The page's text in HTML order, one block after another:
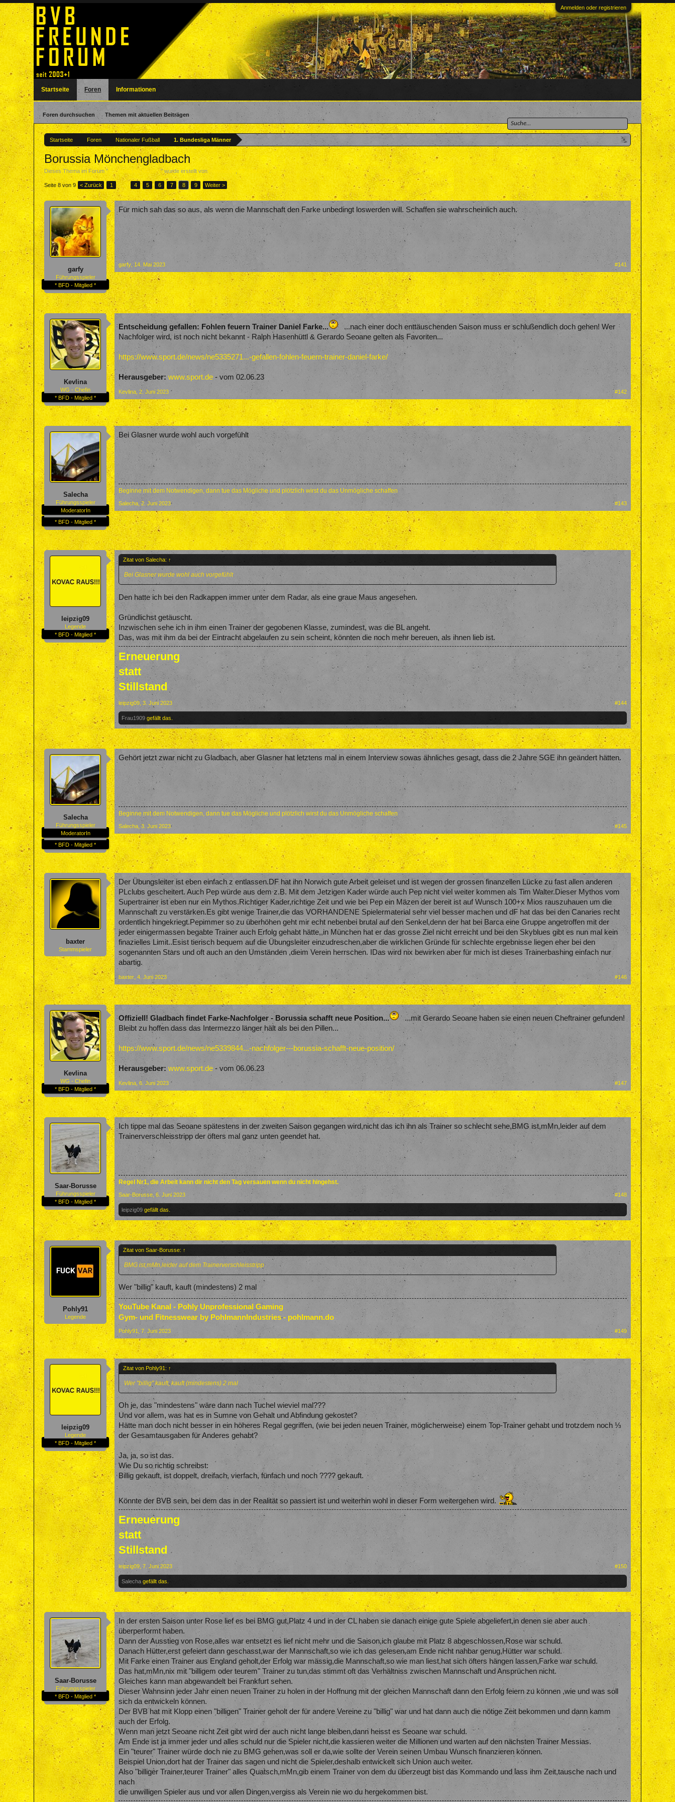
Anmelden oder registrieren
Startseite Foren Nationaler Fußball 1. Bundesliga Männer
Borussia Mönchengladbach
Dieses Thema im Forum "1. Bundesliga Männer" wurde erstellt von Forenteam, 25. Juli 2017.
Seite 8 von 9 < Zurück 1 ← 4 5 6 7 8 9 Weiter >
garfy
Führungsspieler
* BFD - Mitglied *
Für mich sah das so aus, als wenn die Mannschaft den Farke unbedingt loswerden will. Schaffen sie wahrscheinlich auch.
garfy 14. Mai 2023 #141
Kevlina
WG - Chefin
* BFD - Mitglied *
Entscheidung gefallen: Fohlen feuern Trainer Daniel Farke...
...nach einer doch enttäuschenden Saison muss er schlußendlich doch gehen! Wer
Nachfolger wird, ist noch nicht bekannt - Ralph Hasenhüttl & Gerardo Seoane gelten als Favoriten...
https://www.sport.de/news/ne5335271...-gefallen-fohlen-feuern-trainer-daniel-farke/
Herausgeber: www.sport.de - vom 02.06.23
Kevlina, 2. Juni 2023 #142
Salecha
Führungsspieler
ModeratorIn
* BFD - Mitglied *
Bei Glasner wurde wohl auch vorgefühlt
Beginne mit dem Notwendigen, dann tue das Mögliche und plötzlich wirst du das Unmögliche schaffen
Salecha 2. Juni 2023 #143
leipzig09
Legende
* BFD - Mitglied *
Zitat von Salecha: ↑
Bei Glasner wurde wohl auch vorgefühlt
Den hatte ich bei den Radkappen immer unter dem Radar, als eine graue Maus angesehen.
Gründlichst getäuscht.
Inzwischen sehe ich in ihm einen Trainer der gegobenen Klasse, zumindest, was die BL angeht.
Das, was mit ihm da bei der Eintracht abgelaufen zu sein scheint, könnten die noch mehr bereuen, als ihnen lieb ist.
Erneuerung
statt
Stillstand
leipzig09 3. Juni 2023 #144
Frau1909 gefällt das.
Salecha
Führungsspieler
ModeratorIn
* BFD - Mitglied *
Gehört jetzt zwar nicht zu Gladbach, aber Glasner hat letztens mal in einem Interview sowas ähnliches gesagt, dass die 2 Jahre SGE ihn geändert hätten.
Beginne mit dem Notwendigen, dann tue das Mögliche und plötzlich wirst du das Unmögliche schaffen
Salecha 3. Juni 2023 #145
baxter
Stammspieler
Der Übungsleiter ist eben einfach z entlassen.DF hat ihn Norwich gute Arbeit geleiset und ist wegen der grossen finanzellen Lücke zu fast allen anderen
PLclubs gescheitert. Auch Pep würde aus dem z.B. Mit dem Jetzigen Kader würde auch Pep nicht viel weiter kommen als Tim Walter.Dieser Mythos vom
Supertrainer ist eben nur ein Mythos.Richtiger Kader,richtige Zeit und wie bei Pep ein Mäzen der bereit ist auf Wunsch 100+x Mios rauszuhauen um die
Mannschaft zu verstärken.Es gibt wenige Trainer,die das VORHANDENE Spielermaterial sehr viel besser machen und dF hat das bei den Canaries recht
ordentlich hingekriegt.Pepimmer so zu überhöhen geht mir echt nebenbei brutal auf den Senkel,denn der hat bei Barca eine Gruppe angetroffen mit der
jeder einigermassen begabte Trainer auch Erfolg gehabt hätte,,in München hat er das grosse Ziel nicht erreicht und bei den Skyblues gibt es nun mal kein
finazielles Limit..Esist tierisch bequem auf die Übungsleiter einzudreschen,aber die wirklichen Gründe für schlechte ergebnisse liegen eher bei den
sogenannten Stars und oft auch an den Umständen ,dieim Verein herrschen. IDas wird nix bewirken aber für mich ist dieses Trainerbashing einfach nur
abartig.
baxter 4. Juni 2023 #146
Kevlina
WG - Chefin
* BFD - Mitglied *
Offiziell! Gladbach findet Farke-Nachfolger - Borussia schafft neue Position...
...mit Gerardo Seoane haben sie einen neuen Cheftrainer gefunden!
Bleibt zu hoffen dass das Intermezzo länger hält als bei den Pillen...
https://www.sport.de/news/ne5339844...-nachfolger---borussia-schafft-neue-position/
Herausgeber:www.sport.de - vom 06.06.23
Kevlina, 6. Juni 2023 #147
Saar-Borusse
Führungsspieler
* BFD - Mitglied *
Ich tippe mal das Seoane spätestens in der zweiten Saison gegangen wird,nicht das ich ihn als Trainer so schlecht sehe,BMG ist,mMn,leider auf dem
Trainerverschleisstripp der öfters mal ganz unten geendet hat.
Regel Nr1, die Arbeit kann dir nicht den Tag versauen wenn du nicht hingehst.
Saar-Borusse 6. Juni 2023 #148
leipzig09 gefällt das.
Pohly91
Legende
Zitat von Saar-Borusse: ↑
BMG ist,mMn,leider auf dem Trainerverschleisstripp
Wer "billig" kauft, kauft (mindestens) 2 mal
YouTube Kanal - Pohly Unprofessional Gaming
Gym- und Fitnesswear by PohlmannIndustries - pohlmann.do
Pohly91 , 7. Juni 2023 #149
leipzig09
Legende
* BFD - Mitglied *
Zitat von Pohly91: ↑
Wer "billig" kauft, kauft (mindestens) 2 mal
Oh je, das "mindestens" wäre dann nach Tuchel wieviel mal???
Und vor allem, was hat es in Sumne von Gehalt und Abfindung gekostet?
Hätte man doch nicht besser in ein höheres Regal gegriffen, (wie bei jeden neuen Trainer, möglicherweise) einem Top-Trainer gehabt und trotzdem noch ⅓
der Gesamtausgaben für Anderes gehabt?
Ja, ja, so ist das.
Wie Du so richtig schreibst:
Billig gekauft, ist doppelt, dreifach, vierfach, fünfach und noch ???? gekauft.
Könnte der BVB sein, bei dem das in der Realität so passiert ist und weiterhin wohl in dieser Form weitergehen wird.
Erneuerung
statt
Stillstand
leipzig09, 7. Juni 2023 #150
Salecha gefällt das.
Saar-Borusse
Führungsspieler
* BFD - Mitglied *
In der ersten Saison unter Rose lief es bei BMG gut,Platz 4 und in der CL haben sie danach einige gute Spiele abgeliefert,in denen sie aber auch
überperformt haben.
Dann der Ausstieg von Rose,alles war entsetzt es lief nicht mehr und die Saison,ich glaube mit Platz 8 abgeschlossen,Rose war schuld.
Danach Hütter,erst gefeiert dann geschasst,war der Mannschaft,so wie ich das gelesen,am Ende nicht nahbar genug,Hütter war schuld.
Mit Farke einen Trainer aus England geholt,der Erfolg war mässig,die Mannschaft,so wie man liest,hat sich öfters hängen lassen,Farke war schuld.
Das hat,mMn,nix mit "billigem oder teurem" Trainer zu tun,das stimmt oft das Verhältniss zwischen Mannschaft und Ansprüchen nicht.
Gleiches kann man abgewandelt bei Frankfurt sehen.
Dieser Wahnsinn jeder Jahr einen neuen Trainer zu holen in der Hoffnung mit der gleichen Mannschaft dann den Erfolg feiern zu können ,wie und was soll
sich da entwickeln können.
Der BVB hat mit Klopp einen "billigen" Trainer geholt der für andere Vereine zu "billig" war und hat dann auch die nötige Zeit bekommen und dann kamm
auch der Erfolg.
Wenn man jetzt Seoane nicht Zeit gibt wird der auch nicht lange bleiben,dann heisst es Seoane war schuld.
Am Ende ist ja immer jeder und alles schuld nur die Spieler nicht,die kassieren weiter die Millionen und warten auf den nächsten Trainer Messias.
Ein "teurer" Trainer würde doch nie zu BMG gehen,was soll er da,wie sollte der Verein seinen Umbau Wunsch finanzieren können.
Beispiel Union,dort hat der Trainer das sagen und nicht die Spieler,deshalb entwickelt sich Union auch weiter.
Also "billiger Trainer,teurer Trainer" alles Quatsch,mMn,gib einem Trainer von dem du überzeugt bist das Kommando und lass ihm Zeit,tausche nach und
nach
die unwilligen Spieler aus und vor allen Dingen,vergiss als Verein nie wo du hergekommen bist.
Startseite Foren
Foren durchsuchen Themen mit aktuellen Beiträgen
Informationen